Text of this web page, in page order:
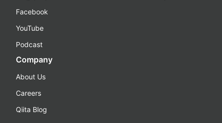
Facebook
YouTube
Podcast
Company
About Us
Careers
Qiita Blog